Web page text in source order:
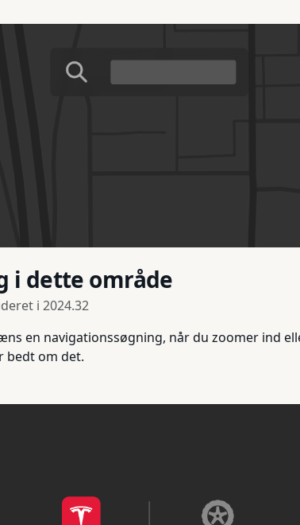
i dette område
i 2024.32
en navigationssøgning, når du zoomer ind
bedt om det.